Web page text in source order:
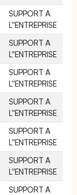
SUPPORT A
L''ENTREPRISE
SUPPORT A
L''ENTREPRISE
SUPPORT A
L''ENTREPRISE
SUPPORT A
L''ENTREPRISE
SUPPORT A
L''ENTREPRISE
SUPPORT A
L''ENTREPRISE
SUPPORT A